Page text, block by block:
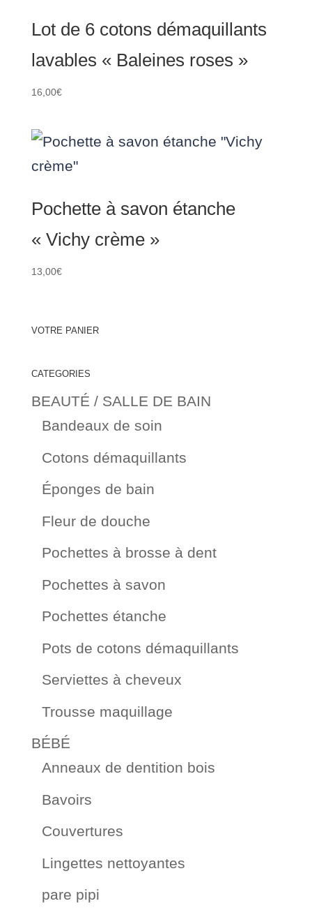
Lot de 6 cotons démaquillants
lavables « Baleines roses »
16,00€
Pochette à savon étanche
« Vichy crème »
13,00€
VOTRE PANIER
CATEGORIES
BEAUTÉ / SALLE DE BAIN
Bandeaux de soin
Cotons démaquillants
Éponges de bain
Fleur de douche
Pochettes à brosse à dent
Pochettes à savon
Pochettes étanche
Pots de cotons démaquillants
Serviettes à cheveux
Trousse maquillage
BÉBÉ
Anneaux de dentition bois
Bavoirs
Couvertures
Lingettes nettoyantes
pare pipi